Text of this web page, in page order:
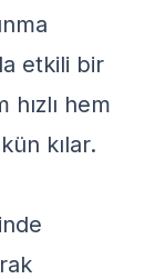
etkili bir
hızlı hem
kılar.